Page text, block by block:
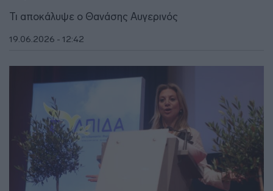
Τι αποκάλυψε ο Θανάσης Αυγερινός
19.06.2026 - 12:42